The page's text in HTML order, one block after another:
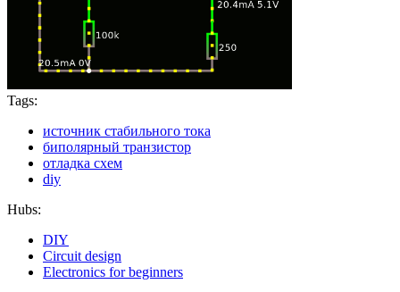
Tags:
источник стабильного тока
биполярный транзистор
отладка схем
diy
Hubs:
DIY
Circuit design
Electronics for beginners